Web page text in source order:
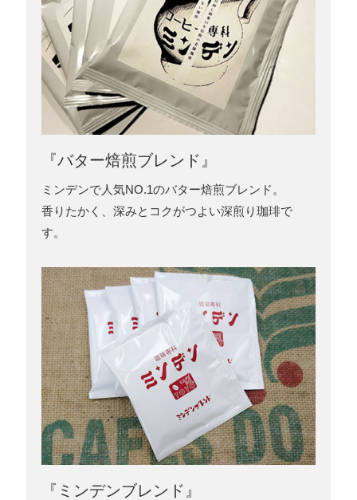
『バター焙煎ブレンド』
ミンデンで人気NO.1のバター焙煎ブレンド。
香りたかく、深みとコクがつよい深煎り珈琲で
す。
『ミンデンブレンド』